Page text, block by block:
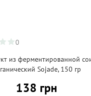
0
из ферментированной
Sojade, 150 гр
138 грн